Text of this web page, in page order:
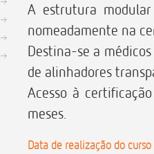
A estrutura
nomeadamente na
Destina-se a
de alinhadores
Acesso à
meses.
Data de realização do curso